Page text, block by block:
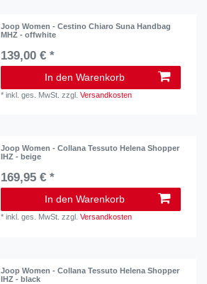
Joop Women - Cestino Chiaro Suna Handbag
MHZ - offwhite
139,00 € *
In den Warenkorb
*inkl. ges. MwSt. zzgl.Versandkosten
Joop Women - Collana Tessuto Helena Shopper
IHZ - beige
169,95 € *
In den Warenkorb
*inkl. ges. MwSt. zzgl.Versandkosten
Joop Women - Collana Tessuto Helena Shopper
IHZ - black